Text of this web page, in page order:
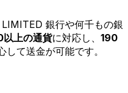
銀行や何千もの銀
以上の通貨に対応し、 190
て送金が可能です。